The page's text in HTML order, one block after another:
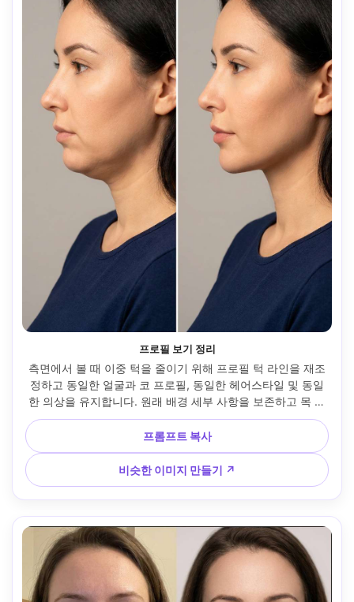
프로필 보기 정리
측면에서 볼 때 이중 턱을 줄이기 위해 프로필 턱 라인을 재조
정하고 동일한 얼굴과 코 프로필, 동일한 헤어스타일 및 동일
한 의상을 유지합니다. 원래 배경 세부 사항을 보존하고 목 전
체에 자연 조명 그라데이션을 보존 --ar 4:5
프롬프트 복사
비슷한 이미지 만들기 ↗